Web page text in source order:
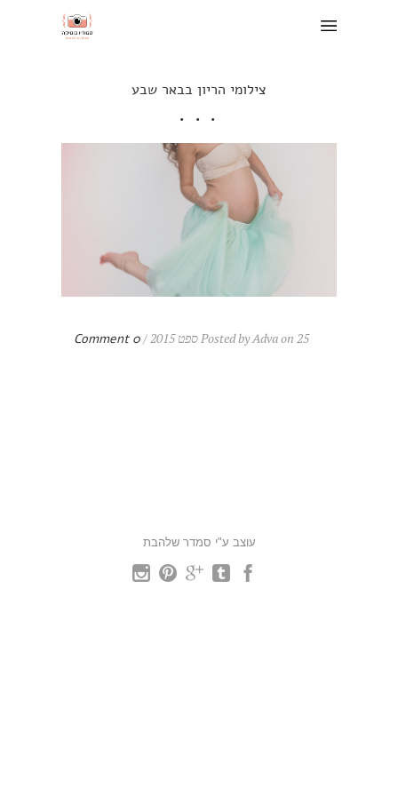
צילומי הריון בבאר שבע
Posted by Adva on 25 ספט 2015 / 0 Comment
עוצב ע"י סמדר שלהבת